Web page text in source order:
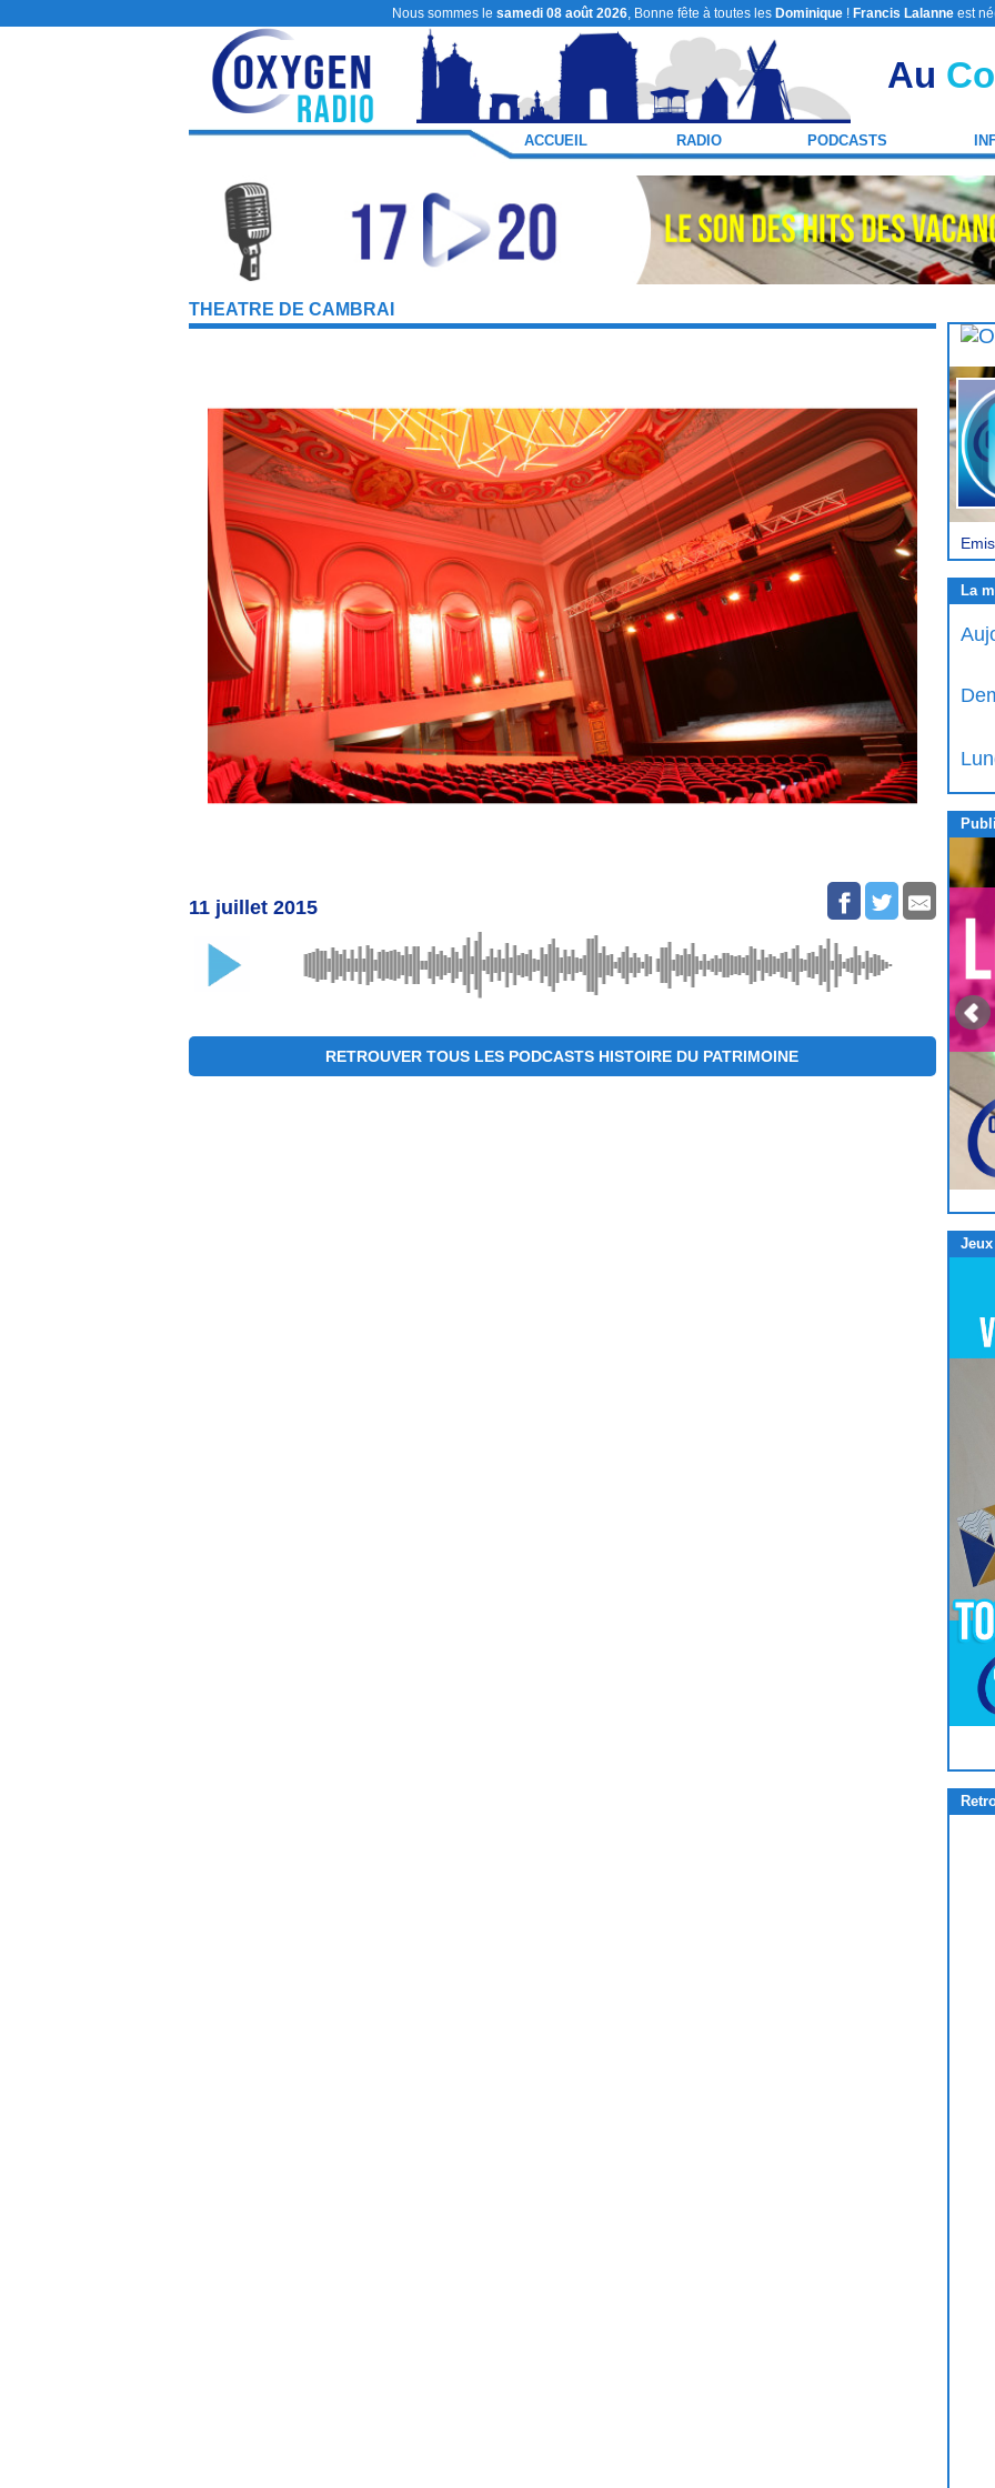
Nous sommes le samedi 08 août 2026, Bonne fête à toutes les Dominique ! Francis Lalanne est
Au
ACCUEIL RADIO PODCASTS
THEATRE DE CAMBRAI
11 juillet 2015
RETROUVER TOUS LES PODCASTS HISTOIRE DU PATRIMOINE
La
Jeux